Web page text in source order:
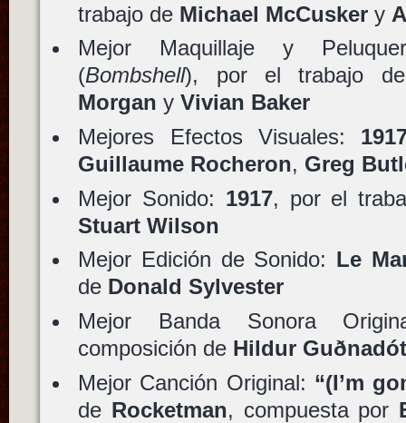
trabajo de Michael McCusker y
Mejor Maquillaje y
(Bombshell), por el trabajo
Morgan yVivian Baker
Mejores Efectos Visuales:
Guillaume Rocheron, Greg
Mejor Sonido: 1917, por el
Stuart Wilson
Mejor Edición de Sonido: Le
de Donald Sylvester
Mejor Banda Sonora
composición de Hildur
Mejor Canción Original: “(I’m
de Rocketman, compuesta por